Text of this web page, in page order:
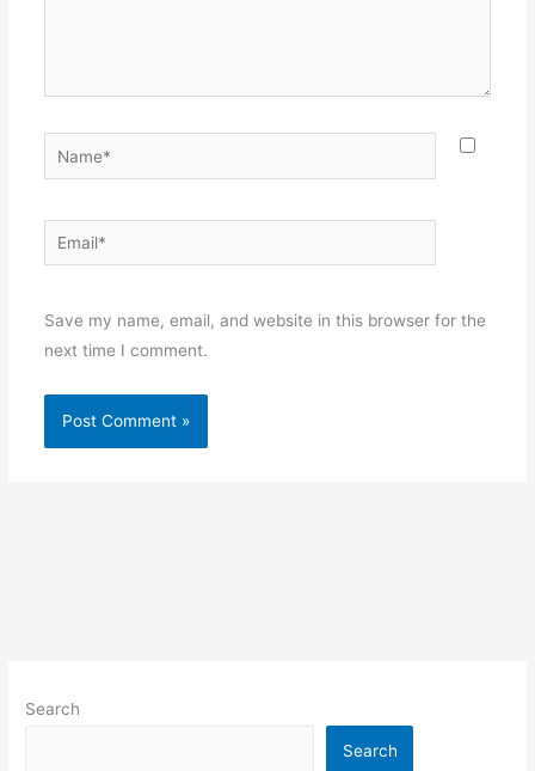
Name*
Email*
Save my name, email, and website in this browser for the
next time I comment.
Search
Search